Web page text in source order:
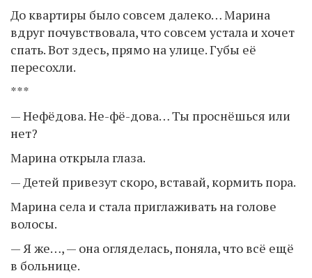
До квартиры было совсем далеко… Марина
вдруг почувствовала, что совсем устала и хочет
спать. Вот здесь, прямо на улице. Губы её
пересохли.
***
— Нефёдова. Не-фё-дова… Ты проснёшься или
нет?
Марина открыла глаза.
— Детей привезут скоро, вставай, кормить пора.
Марина села и стала приглаживать на голове
волосы.
— Я же…, — она огляделась, поняла, что всё ещё
в больнице.